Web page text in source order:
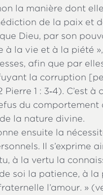
la manière dont
de la paix et
Dieu, par son
la vie et à la piété
afin que par
la corruption
1 : 3‑4). C’est à
du comportement
la nature divine.
ensuite la
Il s’exprime
à la vertu la
soi la patience, à la
l’amour. »